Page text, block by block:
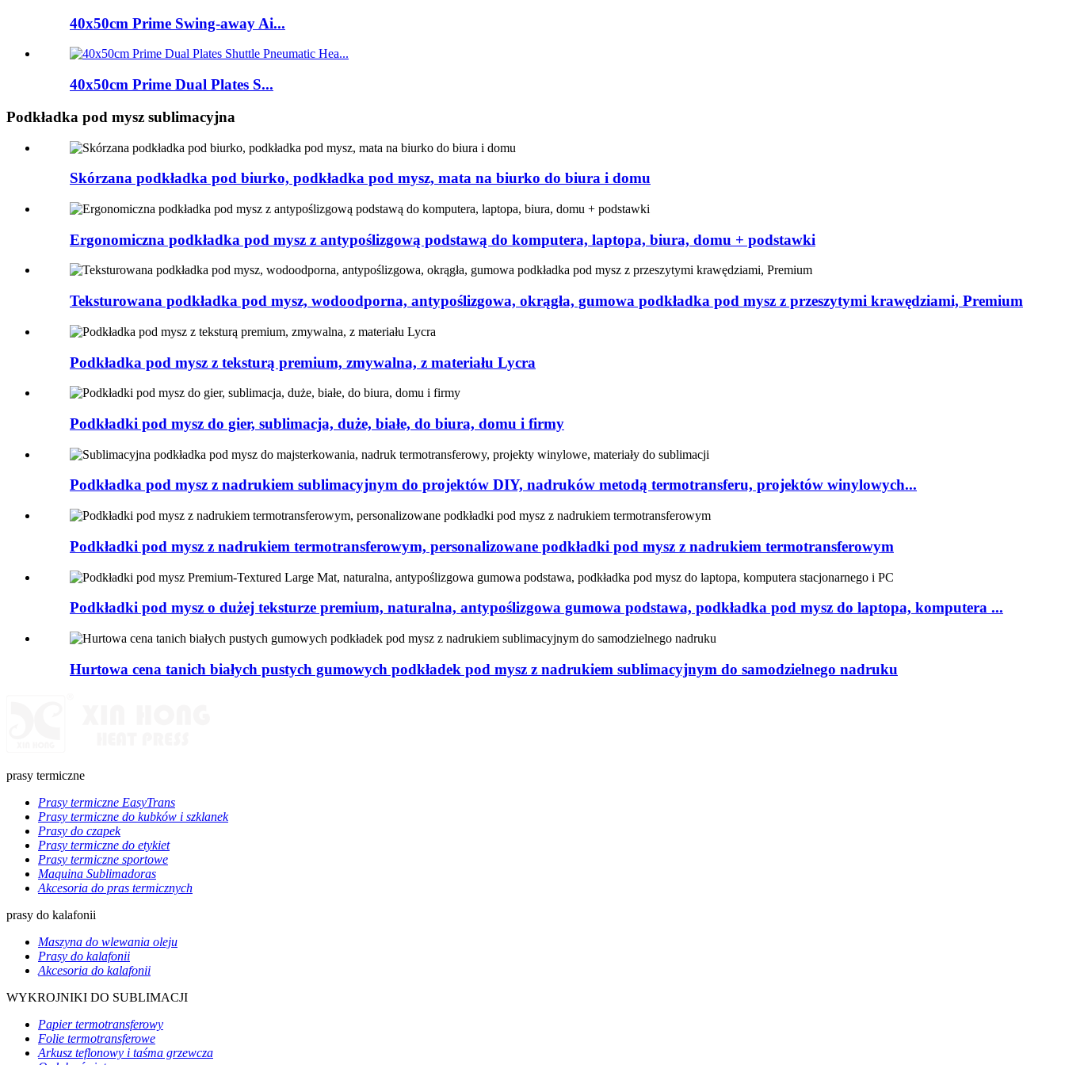
40x50cm Prime Swing-away Ai...
40x50cm Prime Dual Plates S...
Podkładka pod mysz sublimacyjna
Skórzana podkładka pod biurko, podkładka pod mysz, mata na biurko do biura i domu
Ergonomiczna podkładka pod mysz z antypoślizgową podstawą do komputera, laptopa, biura, domu + podstawki
Teksturowana podkładka pod mysz, wodoodporna, antypoślizgowa, okrągła, gumowa podkładka pod mysz z przeszytymi krawędziami, Premium
Podkładka pod mysz z teksturą premium, zmywalna, z materiału Lycra
Podkładki pod mysz do gier, sublimacja, duże, białe, do biura, domu i firmy
Podkładka pod mysz z nadrukiem sublimacyjnym do projektów DIY, nadruków metodą termotransferu, projektów winylowych...
Podkładki pod mysz z nadrukiem termotransferowym, personalizowane podkładki pod mysz z nadrukiem termotransferowym
Podkładki pod mysz o dużej teksturze premium, naturalna, antypoślizgowa gumowa podstawa, podkładka pod mysz do laptopa, komputera ...
Hurtowa cena tanich białych pustych gumowych podkładek pod mysz z nadrukiem sublimacyjnym do samodzielnego nadruku
prasy termiczne
Prasy termiczne EasyTrans
Prasy termiczne do kubków i szklanek
Prasy do czapek
Prasy termiczne do etykiet
Prasy termiczne sportowe
Maquina Sublimadoras
Akcesoria do pras termicznych
prasy do kalafonii
Maszyna do wlewania oleju
Prasy do kalafonii
Akcesoria do kalafonii
WYKROJNIKI DO SUBLIMACJI
Papier termotransferowy
Folie termotransferowe
Arkusz teflonowy i taśma grzewcza